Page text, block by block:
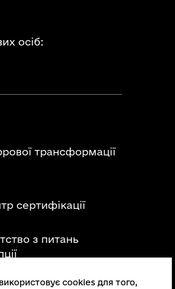
осіб:
трансформації
сертифікації
з питань
спілок України
cookies для того,